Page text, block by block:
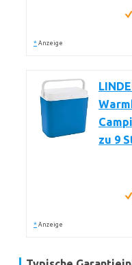
* Anzeige
zu 9
* Anzeige